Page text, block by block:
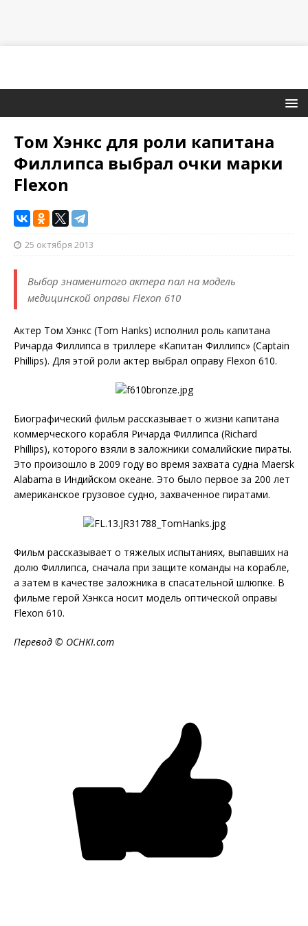
Том Хэнкс для роли капитана
Филлипса выбрал очки марки
Flexon
25 октября 2013
Выбор знаменитого актера пал на модель
медицинской оправы Flexon 610
Актер Том Хэнкс (Tom Hanks) исполнил роль капитана
Ричарда Филлипса в триллере «Капитан Филлипс» (Captain
Phillips). Для этой роли актер выбрал оправу Flexon 610.
Биографический фильм рассказывает о жизни капитана
коммерческого корабля Ричарда Филлипса (Richard
Phillips), которого взяли в заложники сомалийские пираты.
Это произошло в 2009 году во время захвата судна Maersk
Alabama в Индийском океане. Это было первое за 200 лет
американское грузовое судно, захваченное пиратами.
Фильм рассказывает о тяжелых испытаниях, выпавших на
долю Филлипса, сначала при защите команды на корабле,
а затем в качестве заложника в спасательной шлюпке. В
фильме герой Хэнкса носит модель оптической оправы
Flexon 610.
Перевод © OCHKI.com